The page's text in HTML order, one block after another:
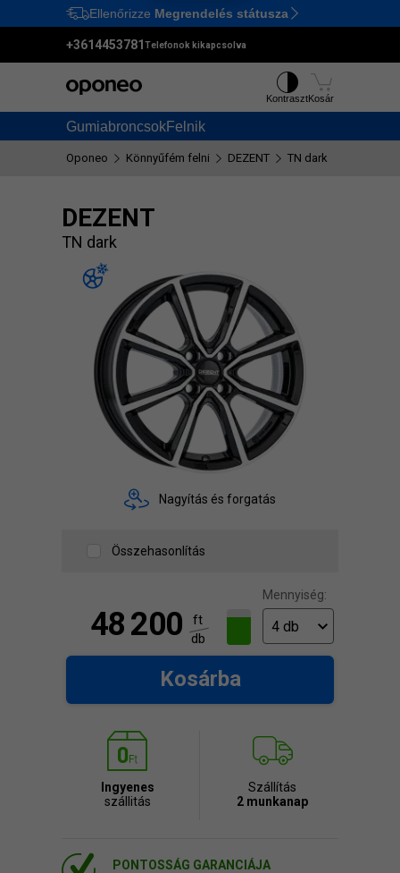
Ctrl M
Ellenőrizze Megrendelés státusza
+3614453781Telefonok kikapcsolva
GumiabroncsokFelnik
KontrasztKosár
Oponeo Könnyűfém felni DEZENT TN dark
DEZENT
TN dark
Nagyítás és forgatás
Összehasonlítás
Mennyiség:
48 200
ft
db
Kosárba
Ingyenes
szállitás
Szállítás
2 munkanap
PONTOSSÁG GARANCIÁJA